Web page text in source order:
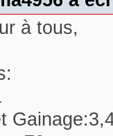
à tous,